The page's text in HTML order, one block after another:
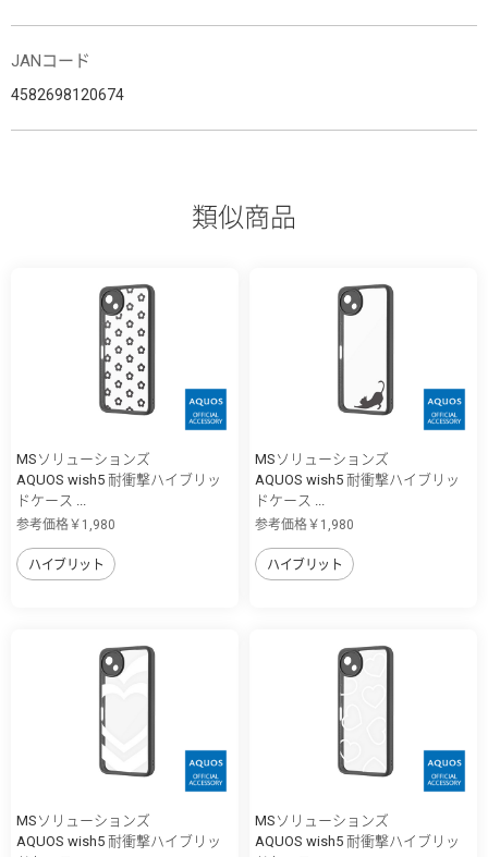
JANコード
4582698120674
類似商品
MSソリューションズ
AQUOS wish5 耐衝撃ハイブリッ
ドケース ...
参考価格￥1,980
ハイブリット
MSソリューションズ
AQUOS wish5 耐衝撃ハイブリッ
ドケース ...
参考価格￥1,980
ハイブリット
MSソリューションズ
AQUOS wish5 耐衝撃ハイブリッ
MSソリューションズ
AQUOS wish5 耐衝撃ハイブリッ